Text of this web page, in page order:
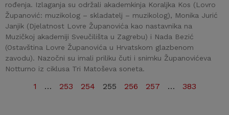
rođenja. Izlaganja su održali akademkinja Koraljka Kos (Lovro
Županović: muzikolog – skladatelj – muzikolog), Monika Jurić
Janjik (Djelatnost Lovre Županovića kao nastavnika na
Muzičkoj akademiji Sveučilišta u Zagrebu) i Nada Bezić
(Ostavština Lovre Županovića u Hrvatskom glazbenom
zavodu). Nazočni su imali priliku čuti i snimku Županovićeva
Notturno iz ciklusa Tri Matoševa soneta.
1 … 253 254 255 256 257 … 383